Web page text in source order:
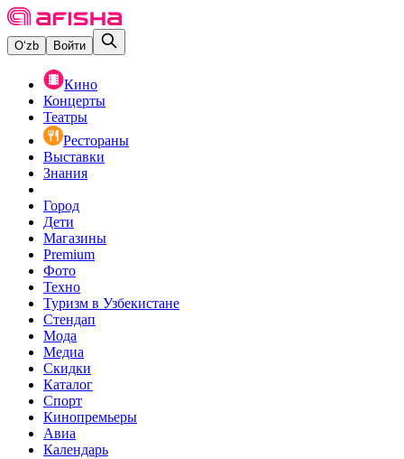
O‘zb Войти
Кино
Концерты
Театры
Рестораны
Выставки
Знания
Город
Дети
Магазины
Premium
Фото
Техно
Туризм в Узбекистане
Стендап
Мода
Медиа
Скидки
Каталог
Спорт
Кинопремьеры
Авиа
Календарь